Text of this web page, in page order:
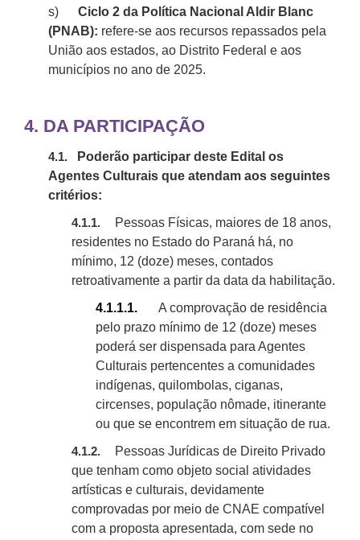
s)
Ciclo 2da Política Nacional Aldir Blanc
(PNAB): refere-se aos recursos repassados pela
União aos estados, ao Distrito Federal e aos
municípios no ano de 2025.
4. DA PARTICIPAÇÃO
4.1.
Poderão participar deste Edital os
Agentes Culturais que atendam aos seguintes
critérios:
4.1.1.
Pessoas Físicas, maiores de 18 anos,
residentes no Estado do Paraná há, no
mínimo, 12 (doze) meses, contados
retroativamente a partir da data da habilitação.
4.1.1.1.
A comprovação de residência
pelo prazo mínimo de 12 (doze) meses
poderá ser dispensada para Agentes
Culturais pertencentes a comunidades
indígenas, quilombolas, ciganas,
circenses, população nômade, itinerante
ou que se encontrem em situação de rua.
4.1.2.
Pessoas Jurídicas de Direito Privado
que tenham como objeto social atividades
artísticas e culturais, devidamente
comprovadas por meio de CNAE compatível
com a proposta apresentada, com sede no